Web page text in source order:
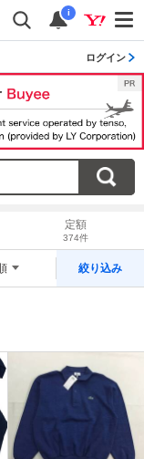
i
ログイン
定額
374件
絞り込み